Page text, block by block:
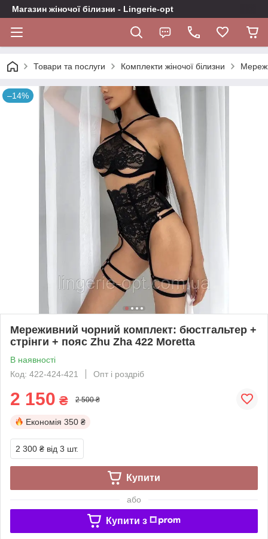
Магазин жіночої білизни - Lingerie-opt
Товари та послуги Комплекти жіночої білизни
–14%
Мереживний чорний комплект: бюстгальтер +
стрінги + пояс Zhu Zha 422 Moretta
В наявності
Код: 422-424-421
Опт і роздріб
2 150 ₴ 2 500 ₴
Економія 350 ₴
2 300 ₴ від 3 шт.
Купити
або
Купити з